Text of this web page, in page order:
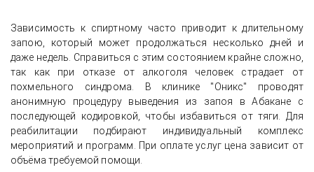
Зависимость к спиртному часто приводит к длительному
запою, который может продолжаться несколько дней и
даже недель. Справиться с этим состоянием крайне сложно,
так как при отказе от алкоголя человек страдает от
похмельного синдрома. В клинике "Оникс" проводят
анонимную процедуру выведения из запоя в Абакане с
последующей кодировкой, чтобы избавиться от тяги. Для
реабилитации подбирают индивидуальный комплекс
мероприятий и программ. При оплате услуг цена зависит от
объёма требуемой помощи.